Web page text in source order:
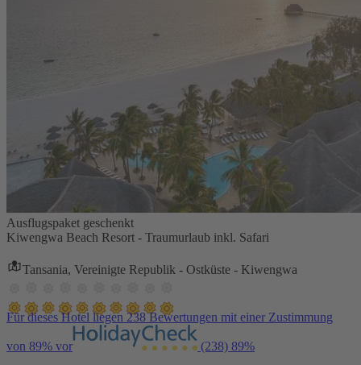
Ausflugspaket geschenkt
Kiwengwa Beach Resort - Traumurlaub inkl. Safari
Tansania, Vereinigte Republik - Ostküste - Kiwengwa
Für dieses Hotel liegen 238 Bewertungen mit einer Zustimmung
von 89% vor (238) 89%